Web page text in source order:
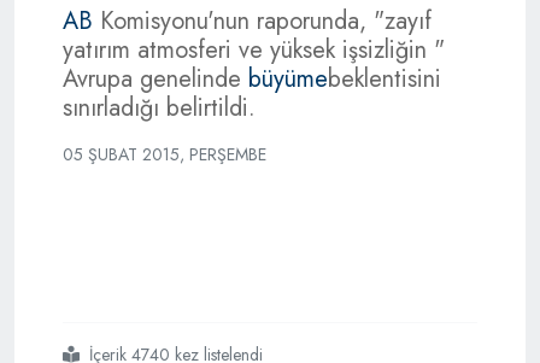
AB Komisyonu'nun raporunda, "zayıf
yatırım atmosferi ve yüksek işsizliğin "
Avrupa genelinde büyümebeklentisini
sınırladığı belirtildi.
05 ŞUBAT 2015, PERŞEMBE
#türkiyenin
#büyüme
#tahmini
#37 İçerik 4740 kez listelendi